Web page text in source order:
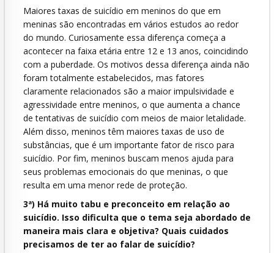
Maiores taxas de suicídio em meninos do que em
meninas são encontradas em vários estudos ao redor
do mundo. Curiosamente essa diferença começa a
acontecer na faixa etária entre 12 e 13 anos, coincidindo
com a puberdade. Os motivos dessa diferença ainda não
foram totalmente estabelecidos, mas fatores
claramente relacionados são a maior impulsividade e
agressividade entre meninos, o que aumenta a chance
de tentativas de suicídio com meios de maior letalidade.
Além disso, meninos têm maiores taxas de uso de
substâncias, que é um importante fator de risco para
suicídio. Por fim, meninos buscam menos ajuda para
seus problemas emocionais do que meninas, o que
resulta em uma menor rede de proteção.
3ª) Há muito tabu e preconceito em relação ao
suicídio. Isso dificulta que o tema seja abordado de
maneira mais clara e objetiva? Quais cuidados
precisamos de ter ao falar de suicídio?